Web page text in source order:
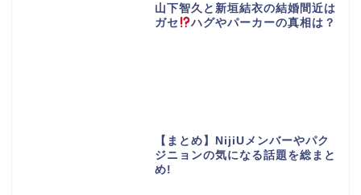
山下智久と新垣結衣の結婚間近は
ガセ
ハグやパーカーの真相は？
【まとめ】NijiUメンバーやパク
ジニョンの気になる話題を総まと
め!